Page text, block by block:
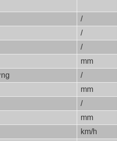
/
/
/
mm
/
mm
/
mm
km/h